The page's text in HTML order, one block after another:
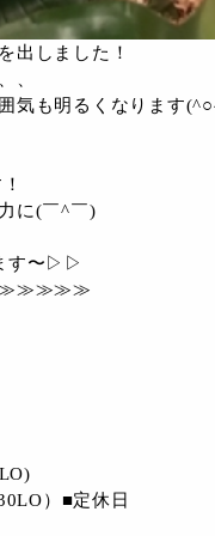
出しました！
、
気も明るくなります
に(￣^￣)ゞ
す〜▷▷
）■定休日